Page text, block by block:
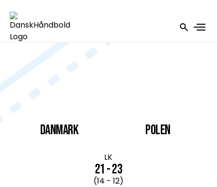
DANMARK
LK
21 - 23
(14 - 12)
Polen